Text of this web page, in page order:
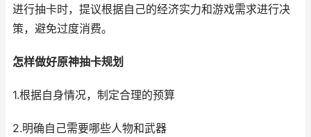
进行抽卡时，提议根据自己的经济实力和游戏需求进行决
策，避免过度消费。
怎样做好原神抽卡规划
1.根据自身情况，制定合理的预算
2.明确自己需要哪些人物和武器